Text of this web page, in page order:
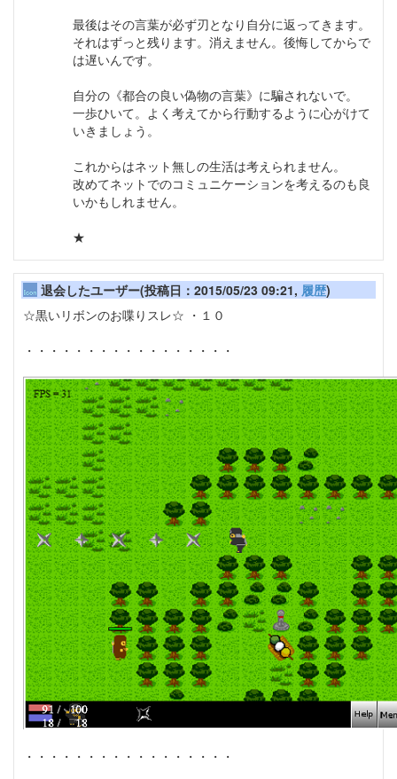
最後はその言葉が必ず刃となり自分に返ってきます。
それはずっと残ります。消えません。後悔してからで
は遅いんです。
自分の《都合の良い偽物の言葉》に騙されないで。
一歩ひいて。よく考えてから行動するように心がけて
いきましょう。
これからはネット無しの生活は考えられません。
改めてネットでのコミュニケーションを考えるのも良
いかもしれません。
★
退会したユーザー(投稿日：2015/05/23 09:21, 履歴)
☆黒いリボンのお喋りスレ☆ ・１０
・・・・・・・・・・・・・・・・・
・・・・・・・・・・・・・・・・・